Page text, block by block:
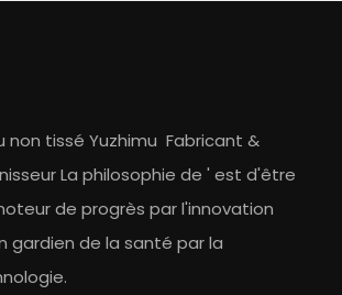
non tissé Yuzhimu Fabricant &
La philosophie de ' est d'être
de progrès par l'innovation
gardien de la santé par la